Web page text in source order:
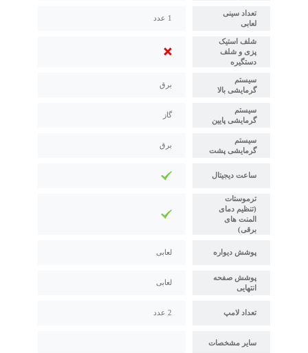
تعداد سینی
لعابی
1 عدد
شلف استیک
پزی و شلف
دستگیره
سیستم
گرمایشی بالا
برق
سیستم
گرمایشی پایین
گاز
سیستم
گرمایشی پشت
برق
ساعت دیجیتال
ترموستات
(تنظیم دمای
المنت های
برقی)
پوشش دیواره لعابی
پوشش صفحه
انتهایی
لعابی
تعداد لامپ 2 عدد
سایر مشخصات